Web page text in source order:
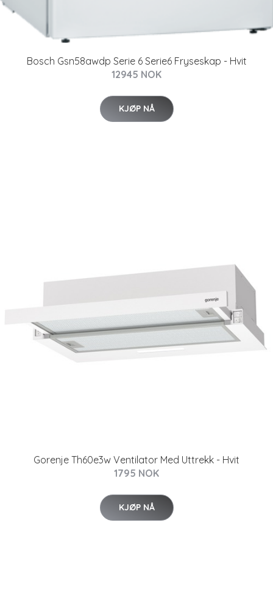
Bosch Gsn58awdp Serie 6 Serie6 Fryseskap - Hvit
12945 NOK
KJØP NÅ
Gorenje Th60e3w Ventilator Med Uttrekk - Hvit
1795 NOK
KJØP NÅ